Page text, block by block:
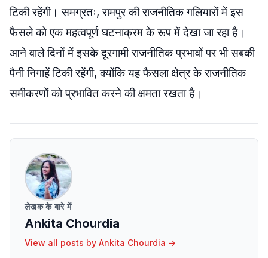
टिकी रहेंगी। समग्रतः, रामपुर की राजनीतिक गलियारों में इस
फैसले को एक महत्वपूर्ण घटनाक्रम के रूप में देखा जा रहा है।
आने वाले दिनों में इसके दूरगामी राजनीतिक प्रभावों पर भी सबकी
पैनी निगाहें टिकी रहेंगी, क्योंकि यह फैसला क्षेत्र के राजनीतिक
समीकरणों को प्रभावित करने की क्षमता रखता है।
लेखक के बारे में
Ankita Chourdia
View all posts by Ankita Chourdia →